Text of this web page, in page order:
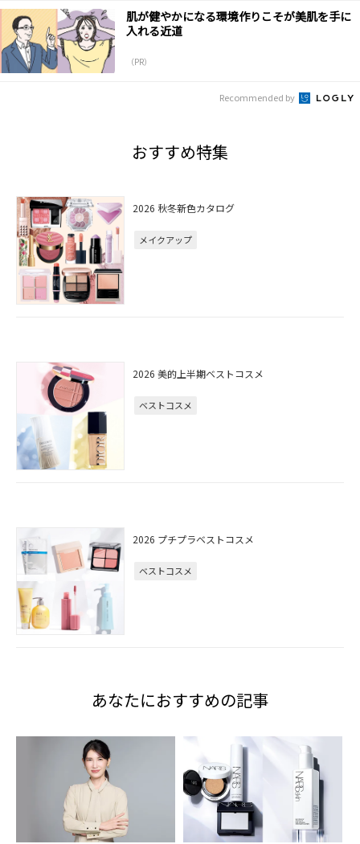
肌が健やかになる環境作りこそが美肌を手に
入れる近道
（PR）
Recommended by
おすすめ特集
2026 秋冬新色カタログ
メイクアップ
2026 美的上半期ベストコスメ
ベストコスメ
2026 プチプラベストコスメ
ベストコスメ
あなたにおすすめの記事